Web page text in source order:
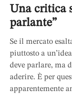
Una critica
parlante”
Se il mercato
piuttosto a
deve parlare, ma
aderire. È per
apparentemente